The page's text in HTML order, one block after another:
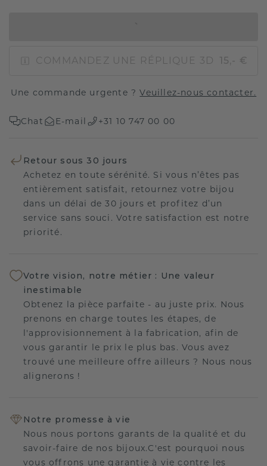
COMMANDEZ UNE RÉPLIQUE 3D 15,- €
Une commande urgente ?Veuillez-nous contacter.
Chat E-mail +31 10 747 00 00
Retour sous 30 jours
Achetez en toute sérénité. Si vous n’êtes pas
entièrement satisfait, retournez votre bijou
dans un délai de 30 jours et profitez d’un
service sans souci. Votre satisfaction est notre
priorité.
Votre vision, notre métier : Une valeur
inestimable
Obtenez la pièce parfaite - au juste prix. Nous
prenons en charge toutes les étapes, de
l'approvisionnement à la fabrication, afin de
vous garantir le prix le plus bas. Vous avez
trouvé une meilleure offre ailleurs ? Nous nous
alignerons !
Notre promesse à vie
Nous nous portons garants de la qualité et du
savoir-faire de nos bijoux.C'est pourquoi nous
vous offrons une garantie à vie contre les